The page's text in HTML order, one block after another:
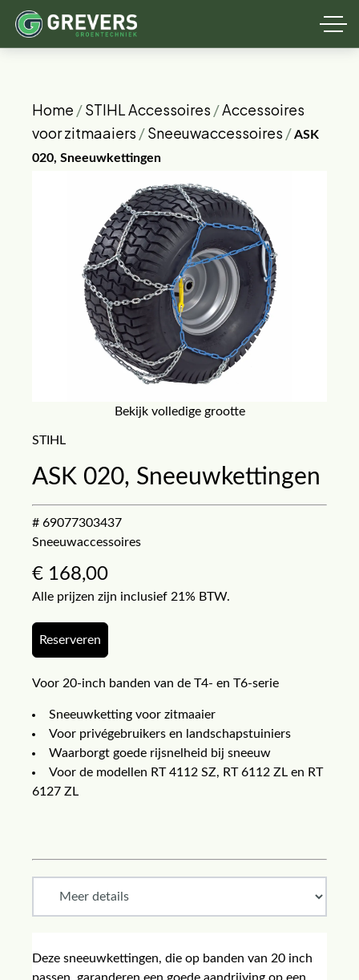
Home /STIHL Accessoires /Accessoires
voor zitmaaiers /Sneeuwaccessoires /ASK
020, Sneeuwkettingen
Bekijk volledige grootte
STIHL
ASK 020, Sneeuwkettingen
# 69077303437
Sneeuwaccessoires
€ 168,00
Alle prijzen zijn inclusief 21% BTW.
Reserveren
Voor 20-inch banden van de T4- en T6-serie
Sneeuwketting voor zitmaaier
Voor privégebruikers en landschapstuiniers
Waarborgt goede rijsnelheid bij sneeuw
Voor de modellen RT 4112 SZ, RT 6112 ZL en RT
6127 ZL
Deze sneeuwkettingen, die op banden van 20 inch